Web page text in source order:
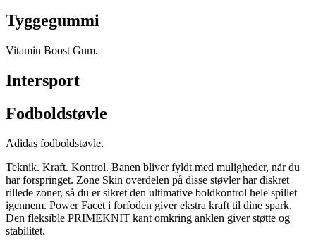
Tyggegummi
Vitamin Boost Gum.
Intersport
Fodboldstøvle
Adidas fodboldstøvle.
Teknik. Kraft. Kontrol. Banen bliver fyldt med muligheder, når du
har forspringet. Zone Skin overdelen på disse støvler har diskret
rillede zoner, så du er sikret den ultimative boldkontrol hele spillet
igennem. Power Facet i forfoden giver ekstra kraft til dine spark.
Den fleksible PRIMEKNIT kant omkring anklen giver støtte og
stabilitet.